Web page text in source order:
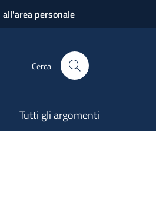
all'area personale
Cerca
Tutti gli argomenti